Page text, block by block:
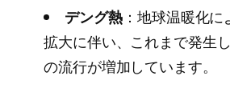
デング熱 ：地球温暖化
拡大に伴い、これまで発生
の流行が増加しています。